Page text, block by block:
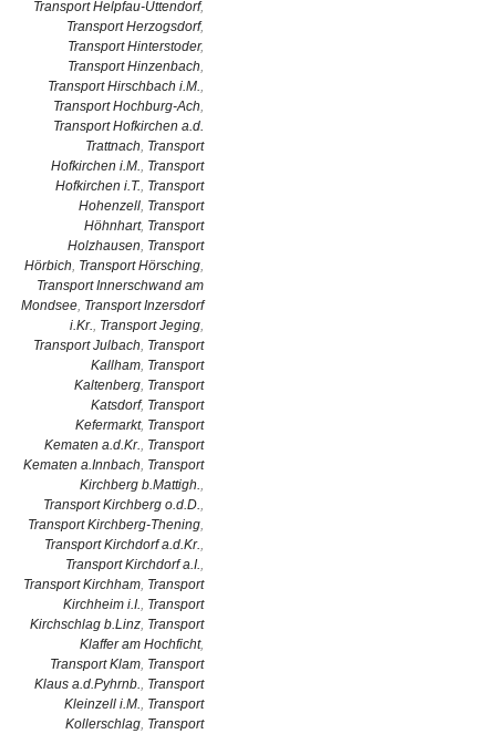
Transport Helpfau-Uttendorf,
Transport Herzogsdorf,
Transport Hinterstoder,
Transport Hinzenbach,
Transport Hirschbach i.M.,
Transport Hochburg-Ach,
Transport Hofkirchen a.d.
Trattnach, Transport
Hofkirchen i.M., Transport
Hofkirchen i.T., Transport
Hohenzell, Transport
Höhnhart, Transport
Holzhausen, Transport
Hörbich, Transport Hörsching,
Transport Innerschwand am
Mondsee, Transport Inzersdorf
i.Kr., Transport Jeging,
Transport Julbach, Transport
Kallham, Transport
Kaltenberg, Transport
Katsdorf, Transport
Kefermarkt, Transport
Kematen a.d.Kr., Transport
Kematen a.Innbach, Transport
Kirchberg b.Mattigh.,
Transport Kirchberg o.d.D.,
Transport Kirchberg-Thening,
Transport Kirchdorf a.d.Kr.,
Transport Kirchdorf a.I.,
Transport Kirchham, Transport
Kirchheim i.I., Transport
Kirchschlag b.Linz, Transport
Klaffer am Hochficht,
Transport Klam, Transport
Klaus a.d.Pyhrnb., Transport
Kleinzell i.M., Transport
Kollerschlag, Transport